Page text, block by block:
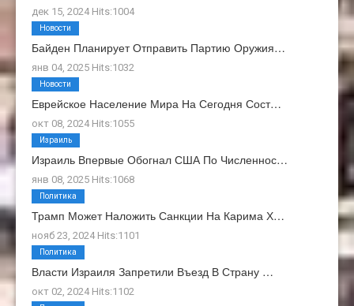
дек 15, 2024 Hits:1004
Байден Планирует Отправить Партию Оружия…
янв 04, 2025 Hits:1032
Новости
Еврейское Население Мира На Сегодня Сост…
окт 08, 2024 Hits:1055
Новости
Израиль Впервые Обогнал США По Численнос…
янв 08, 2025 Hits:1068
Израиль
Трамп Может Наложить Санкции На Карима Х…
нояб 23, 2024 Hits:1101
Политика
Власти Израиля Запретили Въезд В Страну …
окт 02, 2024 Hits:1102
Политика